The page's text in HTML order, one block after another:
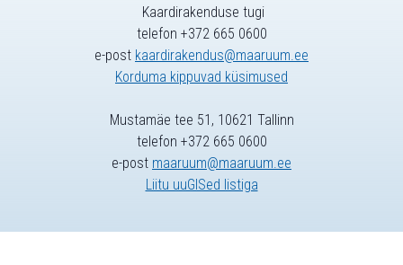
Kaardirakenduse tugi
telefon +372 665 0600
e-post kaardirakendus@maaruum.ee
Korduma kippuvad küsimused
Mustamäe tee 51, 10621 Tallinn
telefon +372 665 0600
e-post maaruum@maaruum.ee
Liitu uuGISed listiga